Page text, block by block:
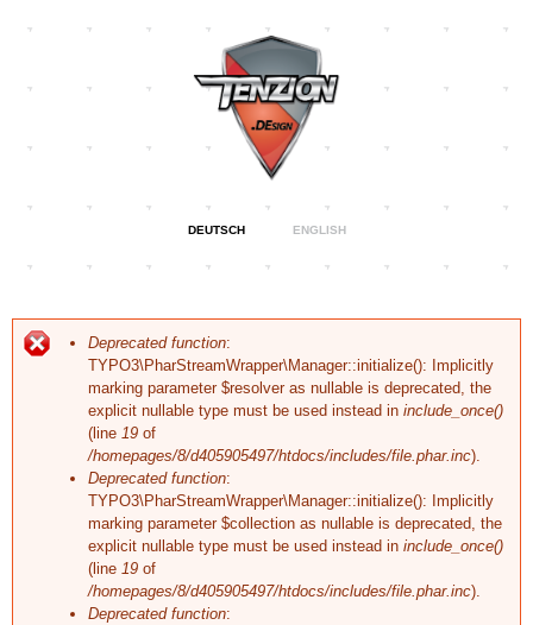
zum
Inhalt
Tenzion
Design
Graphic
Identity and
Corporate
Branding
DEUTSCH ENGLISH
Fehlermeldung
Deprecated function:
TYPO3\PharStreamWrapper\Manager::initialize(): Implicitly
marking parameter $resolver as nullable is deprecated, the
explicit nullable type must be used instead in include_once()
(line 19 of
/homepages/8/d405905497/htdocs/includes/file.phar.inc).
Deprecated function:
TYPO3\PharStreamWrapper\Manager::initialize(): Implicitly
marking parameter $collection as nullable is deprecated, the
explicit nullable type must be used instead in include_once()
(line 19 of
/homepages/8/d405905497/htdocs/includes/file.phar.inc).
Deprecated function: